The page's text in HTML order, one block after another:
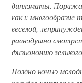
дипломаты.
как и многообразие
веселой,
равнодушно
физиономию великого
Поздно ночью